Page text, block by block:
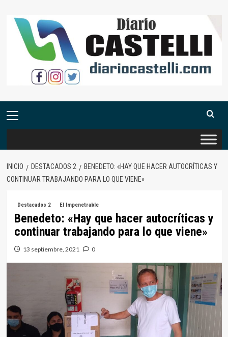
contenido
Menú
INICIO DESTACADOS 2
BENEDETO: «HAY QUE HACER AUTOCRÍTICAS Y
CONTINUAR TRABAJANDO PARA LO QUE VIENE»
Destacados 2 El Impenetrable
Benedeto: «Hay que hacer autocríticas y
continuar trabajando para lo que viene»
13 septiembre, 2021 0